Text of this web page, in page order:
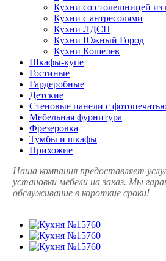
Кухни со столешницей из
Кухни с антресолями
Кухни ЛДСП
Кухни Южный Город
Кухни Кошелев
Шкафы-купе
Гостиные
Гардеробные
Детские
Стеновые панели с
Мебельная фурнитура
Фрезеровка
Тумбы и шкафы
Прихожие
Наша компания предоставляет
установки мебели на заказ. Мы
обслуживание в короткие сроки!